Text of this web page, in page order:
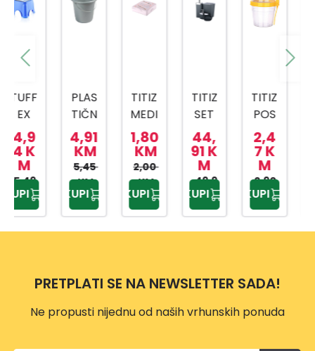
PLAS
TIČN
A
KANT
A SA
MET
ALNO
M
DRŠK
4,91
KM
5,45
KM
KUPI
TITIZ
MEDI
CINS
KI
BOX
AP-
9159
1,80
KM
2,00
KM
KUPI
TITIZ
SET
ZA
KUPA
TILO
PRIW
EX
TP-
557
44,
91 K
M
49,9
0 KM
KUPI
TITIZ
POS
UDA
ZA
BEBI
HRA
NU
500
ML
2,4
7 K
2,90
KM
KUPI
TITIZ
SET
ZA
SLAD
OLED
AP-
9425
3,5
7 K
4,20
KM
KUPI
PRETPLATI SE NA NEWSLETTER SADA!
Ne propusti nijednu od naših vrhunskih ponuda